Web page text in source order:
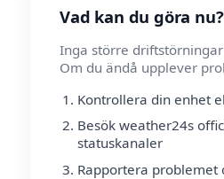
Vad kan du göra nu?
Inga större
Om du ändå upplever
Kontrollera din enhet
Besök weather24s
statuskanaler
Rapportera problemet